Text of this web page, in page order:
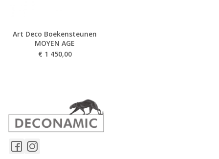
Art Deco Boekensteunen
MOYEN AGE
€ 1 450,00